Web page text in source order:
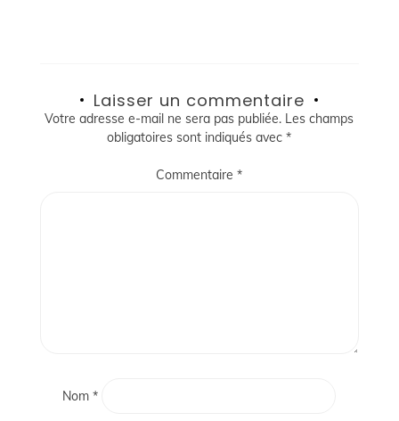
Laisser un commentaire
Votre adresse e-mail ne sera pas publiée. Les champs
obligatoires sont indiqués avec*
Commentaire*
Nom*